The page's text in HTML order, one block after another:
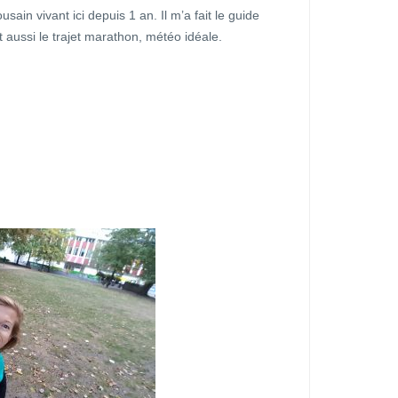
vivant ici depuis 1 an. Il m’a fait le guide
le trajet marathon, météo idéale.